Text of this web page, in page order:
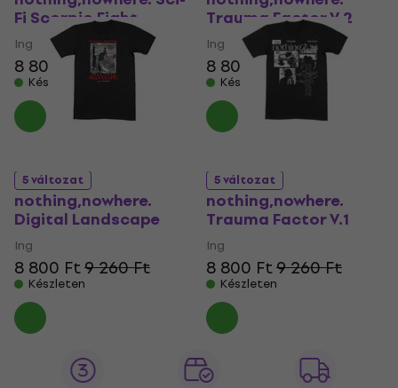
Fi Scorpio Fight
Ing
8 800 Ft 9 260 Ft
Készleten
Trauma Factor V.2
Ing
8 800 Ft 9 260 Ft
Készleten
5 változat
nothing,nowhere.
Digital Landscape
Ing
8 800 Ft9 260 Ft
Készleten
5 változat
nothing,nowhere.
Trauma Factor V.1
Ing
8 800 Ft9 260 Ft
Készleten